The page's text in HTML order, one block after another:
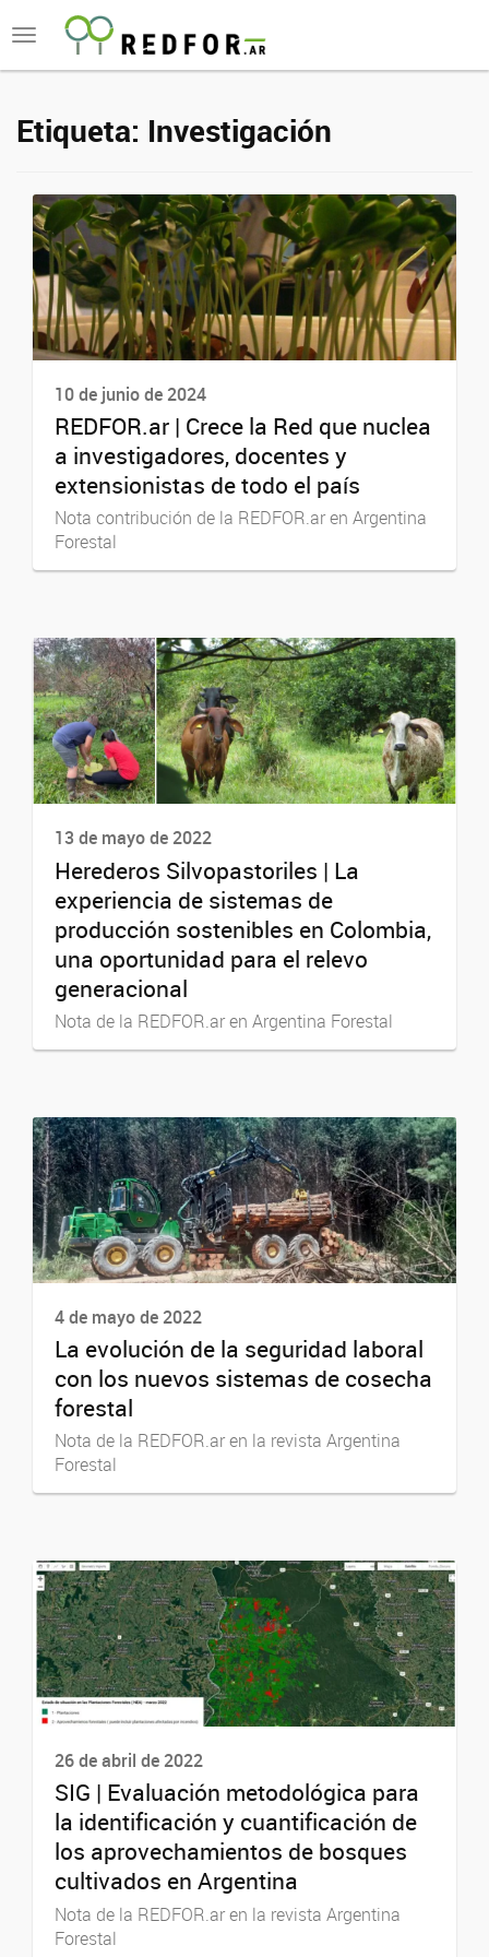
Toggle
navigation
Etiqueta: Investigación
10 de junio de 2024
REDFOR.ar | Crece la Red que nuclea
a investigadores, docentes y
extensionistas de todo el país
Nota contribución de la REDFOR.ar en Argentina
Forestal
13 de mayo de 2022
Herederos Silvopastoriles | La
experiencia de sistemas de
producción sostenibles en Colombia,
una oportunidad para el relevo
generacional
Nota de la REDFOR.ar en Argentina Forestal
4 de mayo de 2022
La evolución de la seguridad laboral
con los nuevos sistemas de cosecha
forestal
Nota de la REDFOR.ar en la revista Argentina
Forestal
26 de abril de 2022
SIG | Evaluación metodológica para
la identificación y cuantificación de
los aprovechamientos de bosques
cultivados en Argentina
Nota de la REDFOR.ar en la revista Argentina
Forestal